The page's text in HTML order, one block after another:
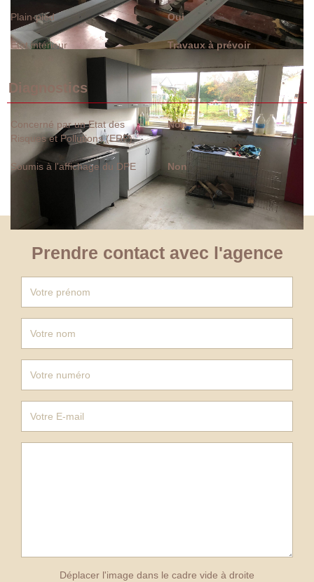
Plain-pied Oui
Etat intérieur Travaux à prévoir
Diagnostics
Concerné par un Etat des
Risques et Pollutions (ERP)
Non
Soumis à l'affichage du DPE Non
Prendre contact avec l'agence
Déplacer l'image dans le cadre vide à droite